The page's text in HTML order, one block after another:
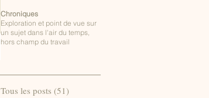
Chroniques
Exploration et point de vue sur
un sujet dans l'air du temps,
hors champ du travail
Tous les posts (51)